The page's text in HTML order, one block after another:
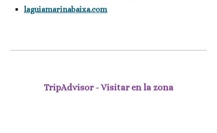
laguiamarinabaixa.com
TripAdvisor - Visitar en la zona